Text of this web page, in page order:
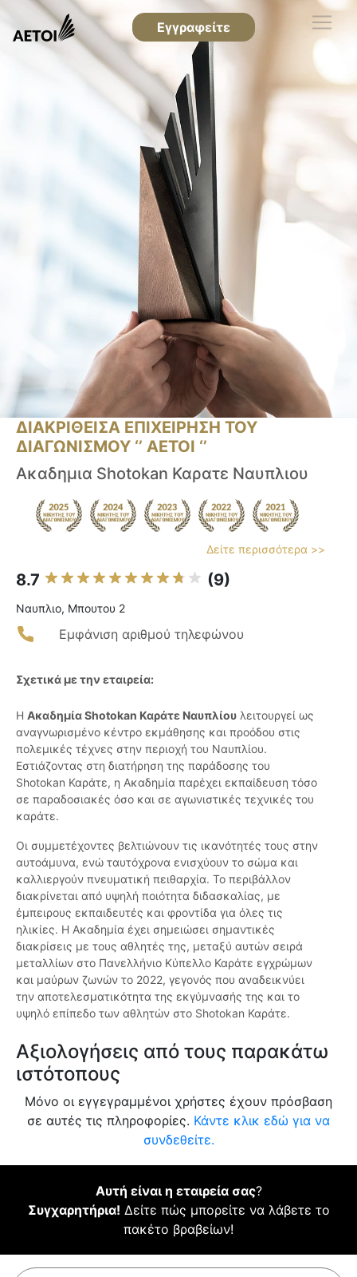
Εγγραφείτε
ΔΙΑΚΡΙΘΕΙΣΑ ΕΠΙΧΕΙΡΗΣΗ ΤΟΥ
ΔΙΑΓΩΝΙΣΜΟΥ ‘’ ΑΕΤΟΙ ‘’
Ακαδημια Shotokan Καρατε Ναυπλιου
Δείτε περισσότερα >>
8.7 (9)
Ναυπλιο, Μπουτου 2
Εμφάνιση αριθμού τηλεφώνου
Σχετικά με την εταιρεία:
Η Ακαδημία Shotokan Καράτε Ναυπλίου λειτουργεί ως
αναγνωρισμένο κέντρο εκμάθησης και προόδου στις
πολεμικές τέχνες στην περιοχή του Ναυπλίου.
Εστιάζοντας στη διατήρηση της παράδοσης του
Shotokan Καράτε, η Ακαδημία παρέχει εκπαίδευση τόσο
σε παραδοσιακές όσο και σε αγωνιστικές τεχνικές του
καράτε.
Οι συμμετέχοντες βελτιώνουν τις ικανότητές τους στην
αυτοάμυνα, ενώ ταυτόχρονα ενισχύουν το σώμα και
καλλιεργούν πνευματική πειθαρχία. Το περιβάλλον
διακρίνεται από υψηλή ποιότητα διδασκαλίας, με
έμπειρους εκπαιδευτές και φροντίδα για όλες τις
ηλικίες. Η Ακαδημία έχει σημειώσει σημαντικές
διακρίσεις με τους αθλητές της, μεταξύ αυτών σειρά
μεταλλίων στο Πανελλήνιο Κύπελλο Καράτε εγχρώμων
και μαύρων ζωνών το 2022, γεγονός που αναδεικνύει
την αποτελεσματικότητα της εκγύμνασής της και το
υψηλό επίπεδο των αθλητών στο Shotokan Καράτε.
Αξιολογήσεις από τους παρακάτω
ιστότοπους
Μόνο οι εγγεγραμμένοι χρήστες έχουν πρόσβαση
σε αυτές τις πληροφορίες. Κάντε κλικ εδώ για να
συνδεθείτε.
Αυτή είναι η εταιρεία σας?
Συγχαρητήρια! Δείτε πώς μπορείτε να λάβετε το
πακέτο βραβείων!